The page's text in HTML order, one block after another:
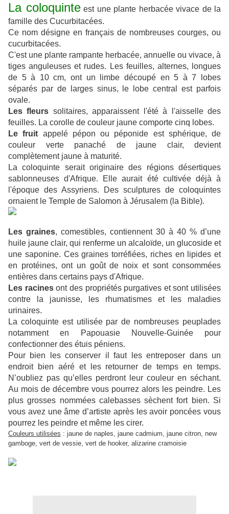
La coloquinte est une plante herbacée vivace de la
famille des Cucurbitacées.
Ce nom désigne en français de nombreuses courges, ou
cucurbitacées.
C'est une plante rampante herbacée, annuelle ou vivace, à
tiges anguleuses et rudes. Les feuilles, alternes, longues
de 5 à 10 cm, ont un limbe découpé en 5 à 7 lobes
séparés par de larges sinus, le lobe central est parfois
ovale.
Les fleurs solitaires, apparaissent l'été à l'aisselle des
feuilles. La corolle de couleur jaune comporte cinq lobes.
Le fruit appelé pépon ou péponide est sphérique, de
couleur verte panaché de jaune clair, devient
complètement jaune à maturité.
Lacoloquinte serait originaire des régions désertiques
sablonneuses d'Afrique. Elle aurait été cultivée déjà à
l'époque des Assyriens. Des sculptures de coloquintes
ornaient le Temple de Salomon à Jérusalem (la Bible).
Les graines, comestibles, contiennent 30 à 40 % d’une
huile jaune clair, qui renferme un alcaloïde, un glucoside et
une saponine. Ces graines torréfiées, riches en lipides et
en protéines, ont un goût de noix et sont consommées
entières dans certains pays d'Afrique.
Les racines ont des propriétés purgatives et sont utilisées
contre la jaunisse, les rhumatismes et les maladies
urinaires.
La coloquinte est utilisée par de nombreuses peuplades
notamment en Papouasie Nouvelle-Guinée pour
confectionner des étuis péniens.
Pour bien les conserver il faut les entreposer dans un
endroit bien aéré et les retourner de temps en temps.
N’oubliez pas qu’elles perdront leur couleur en séchant.
Au mois de décembre vous pourrez alors les peindre. Les
plus grosses nommées calebasses sèchent fort bien. Si
vous avez une âme d’artiste après les avoir poncées vous
pourrez les peindre et même les cirer.
Couleurs utilisées : jaune de naples, jaune cadmium, jaune citron, new
gamboge, vert de vessie, vert de hooker, alizarine cramoisie